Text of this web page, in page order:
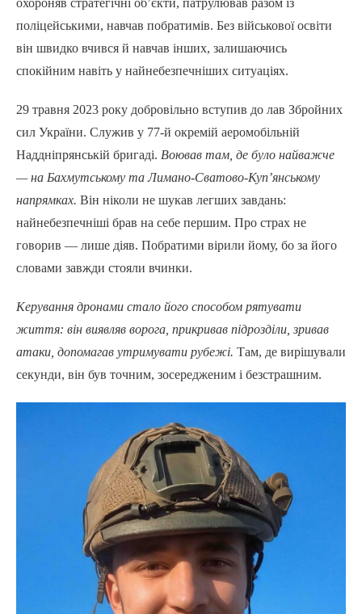
охороняв стратегічні обʼєкти, патрулював разом із
поліцейськими, навчав побратимів. Без військової освіти
він швидко вчився й навчав інших, залишаючись
спокійним навіть у найнебезпечніших ситуаціях.
29 травня 2023 року добровільно вступив до лав Збройних
сил України. Служив у 77-й окремій аеромобільній
Наддніпрянській бригаді. Воював там, де було найважче
— на Бахмутському та Лимано-Сватово-Куп’янському
напрямках. Він ніколи не шукав легших завдань:
найнебезпечніші брав на себе першим. Про страх не
говорив — лише діяв. Побратими вірили йому, бо за його
словами завжди стояли вчинки.
Керування дронами стало його способом рятувати
життя: він виявляв ворога, прикривав підрозділи, зривав
атаки, допомагав утримувати рубежі. Там, де вирішували
секунди, він був точним, зосередженим і безстрашним.